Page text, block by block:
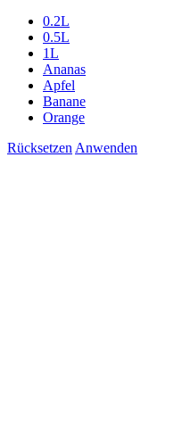
0.2L
0.5L
1L
Ananas
Apfel
Banane
Orange
Rücksetzen Anwenden